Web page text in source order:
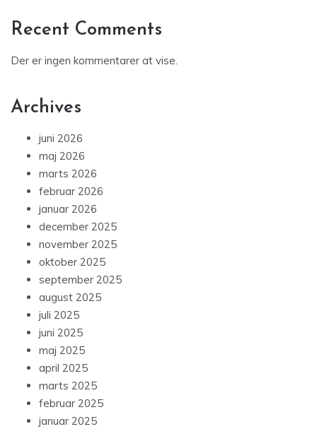
Recent Comments
Der er ingen kommentarer at vise.
Archives
juni 2026
maj 2026
marts 2026
februar 2026
januar 2026
december 2025
november 2025
oktober 2025
september 2025
august 2025
juli 2025
juni 2025
maj 2025
april 2025
marts 2025
februar 2025
januar 2025